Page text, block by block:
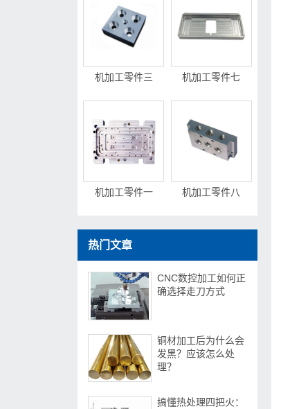
机加工零件三 机加工零件七
机加工零件一 机加工零件八
热门文章
CNC数控加工如何正
确选择走刀方式
铜材加工后为什么会
发黑？应该怎么处
理？
搞懂热处理四把火：